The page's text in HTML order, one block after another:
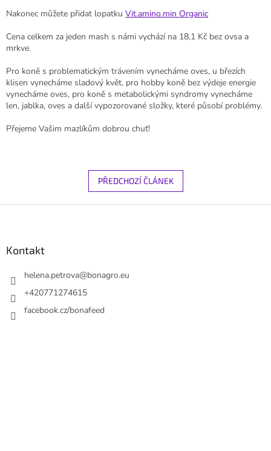
Nakonec můžete přidat lopatku Vit.amino.min Organic
Cena celkem za jeden mash s námi vychází na 18,1 Kč bez ovsa a
mrkve.
Pro koně s problematickým trávením vynecháme oves, u březích
klisen vynecháme sladový květ, pro hobby koně bez výdeje energie
vynecháme oves, pro koně s metabolickými syndromy vynecháme
len, jablka, oves a další vypozorované složky, které působí problémy.
Přejeme Vašim mazlíkům dobrou chuť!
PŘEDCHOZÍ ČLÁNEK
Kontakt
helena.petrova@bonagro.eu
+420771274615
facebook.cz/bonafeed